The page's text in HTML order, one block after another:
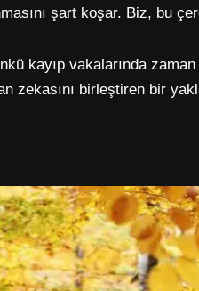
şart koşar. Biz, bu
kayıp vakalarında
zekasını birleştiren bir